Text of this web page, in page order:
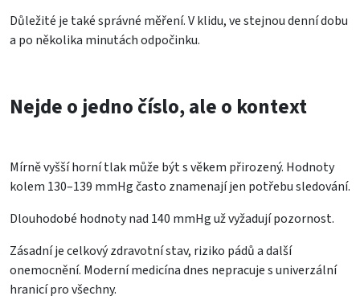
Důležité je také správné měření. V klidu, ve stejnou denní dobu
a po několika minutách odpočinku.
Nejde o jedno číslo, ale o kontext
Mírně vyšší horní tlak může být s věkem přirozený. Hodnoty
kolem 130–139 mmHg často znamenají jen potřebu sledování.
Dlouhodobé hodnoty nad 140 mmHg už vyžadují pozornost.
Zásadní je celkový zdravotní stav, riziko pádů a další
onemocnění. Moderní medicína dnes nepracuje s univerzální
hranicí pro všechny.